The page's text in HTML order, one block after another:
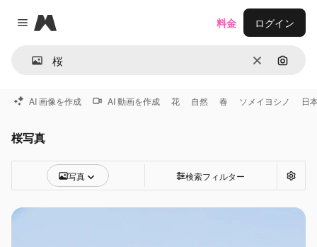
Close menu
Magnific
消去 画像で
料金 ログイン
AI 画像を作成 AI 動画を作成 花 自然 春 ソメイヨシノ 日
桜写真
写真 検索フィルター